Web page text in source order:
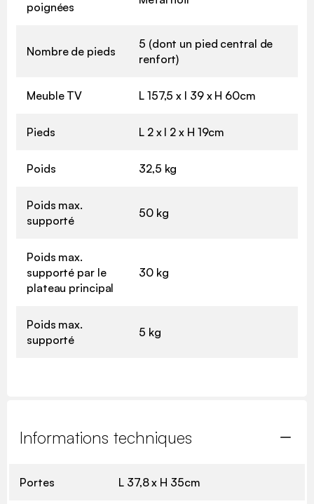
poignées
Nombre de pieds
5 (dont un pied central de
renfort)
Meuble TV L 157,5 x l 39 x H 60cm
Pieds L 2 x l 2 x H 19cm
Poids 32,5 kg
Poids max.
supporté
50 kg
Poids max.
supporté par le
plateau principal
30 kg
Poids max.
supporté
5 kg
Informations techniques
Portes L 37,8 x H 35cm